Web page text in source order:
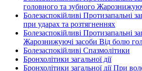
головного та зубного
Болезаспокійливі Протизапальні
при ударах та розтягненнях
Болезаспокійливі Протизапальні
Жарознижуючі засоби Від болю
Болезаспокійливі Спазмолітики
Бронхолітики загальної дії
Бронхолітики загальної дії При